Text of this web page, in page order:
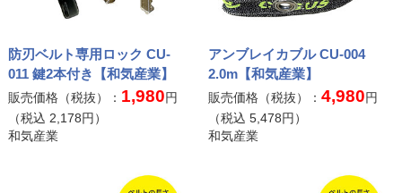
防刃ベルト専用ロック CU-
011 鍵2本付き【和気産業】
販売価格（税抜）： 1,980円
（税込 2,178円）
和気産業
アンブレイカブル CU-004
2.0m【和気産業】
販売価格（税抜）：4,980円
（税込5,478円）
和気産業